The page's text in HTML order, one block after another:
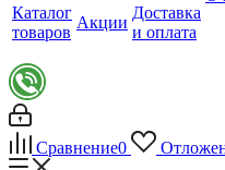
Каталог
товаров
Акции
Доставка
и оплата
Сравнение0